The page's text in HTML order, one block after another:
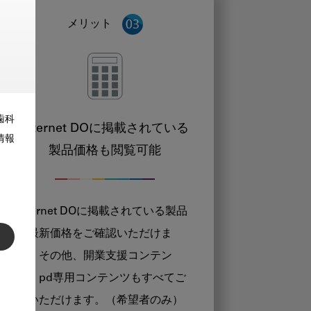
科
報
メリット
Internet DOに掲載されている
製品価格も閲覧可能
Internet DOに掲載されている製品
の最新価格をご確認いただけま
す。その他、開業支援コンテン
ツ、pd専用コンテンツもすべてご
覧いただけます。（希望者のみ）